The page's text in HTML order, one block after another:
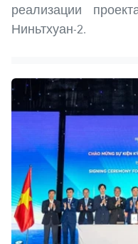
реализации
Ниньтхуан-2.